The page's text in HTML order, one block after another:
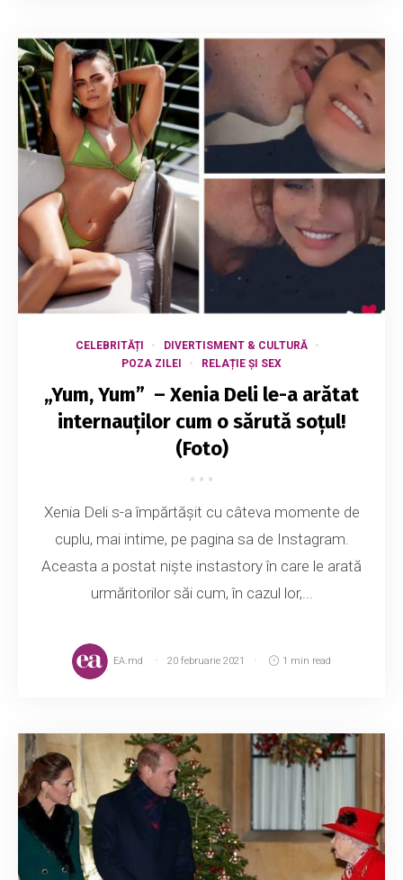
CELEBRITĂȚI
DIVERTISMENT & CULTURĂ
POZA ZILEI
RELAȚIE ȘI SEX
„Yum, Yum” – Xenia Deli le-a arătat
internauților cum o sărută soțul!
(Foto)
Xenia Deli s-a împărtășit cu câteva momente de
cuplu, mai intime, pe pagina sa de Instagram.
Aceasta a postat niște instastory în care le arată
urmăritorilor săi cum, în cazul lor,...
EA.md 20 februarie 2021 1 min read